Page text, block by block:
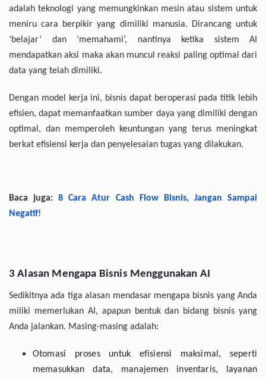
adalah teknologi yang memungkinkan mesin atau sistem untuk
meniru cara berpikir yang dimiliki manusia. Dirancang untuk
‘belajar’ dan ‘memahami’, nantinya ketika sistem AI
mendapatkan aksi maka akan muncul reaksi paling optimal dari
data yang telah dimiliki.
Dengan model kerja ini, bisnis dapat beroperasi pada titik lebih
efisien, dapat memanfaatkan sumber daya yang dimiliki dengan
optimal, dan memperoleh keuntungan yang terus meningkat
berkat efisiensi kerja dan penyelesaian tugas yang dilakukan.
Baca juga:8 Cara Atur Cash Flow Bisnis, Jangan Sampai
Negatif!
3 Alasan Mengapa Bisnis Menggunakan AI
Sedikitnya ada tiga alasan mendasar mengapa bisnis yang Anda
miliki memerlukan AI, apapun bentuk dan bidang bisnis yang
Anda jalankan. Masing-masing adalah:
Otomasi proses untuk efisiensi maksimal, seperti
memasukkan data, manajemen inventaris, layanan